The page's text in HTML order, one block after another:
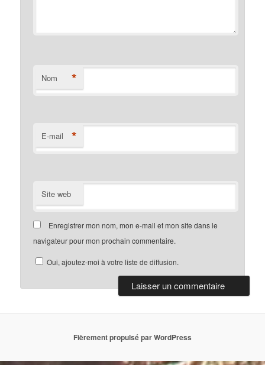
Nom *
E-mail *
Site web
Enregistrer mon nom, mon e-mail et mon site dans le
navigateur pour mon prochain commentaire.
Oui, ajoutez-moi à votre liste de diffusion.
Fièrement propulsé par WordPress